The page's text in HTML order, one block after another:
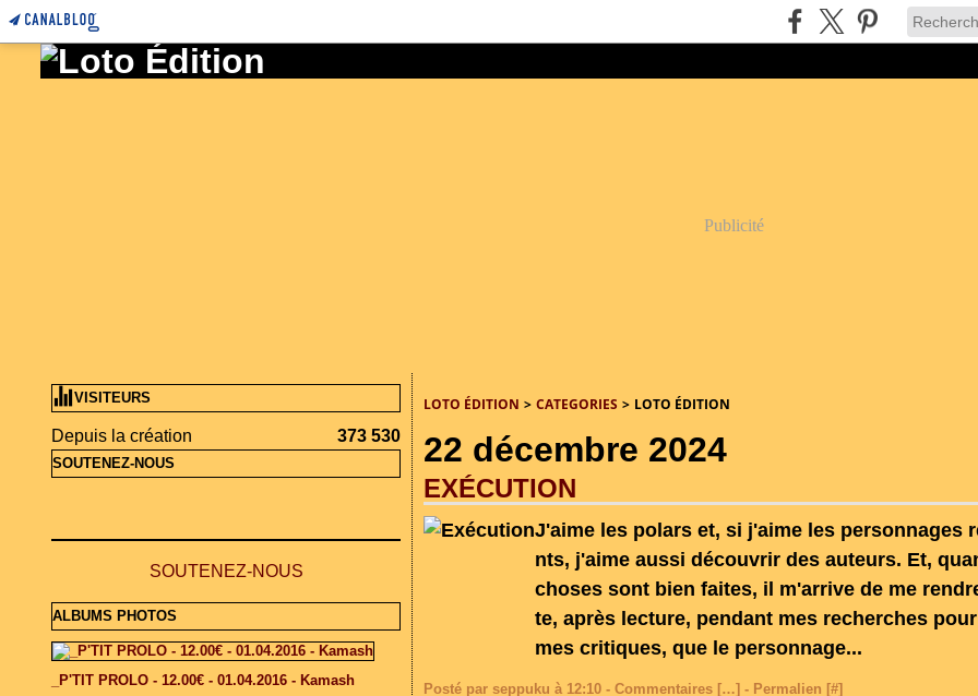
Publicité
VISITEURS
Depuis la création 373 530
SOUTENEZ-NOUS
SOUTENEZ-NOUS
ALBUMS PHOTOS
_P'TIT PROLO - 12.00€ - 01.04.2016 - Kamash
LOTO ÉDITION > CATEGORIES > LOTO ÉDITION
22 décembre 2024
EXÉCUTION
J'aime les polars et, si j'aime les personnages
nts, j'aime aussi découvrir des auteurs. Et,
choses sont bien faites, il m'arrive de me
te, après lecture, pendant mes recherches
mes critiques, que le personnage...
Posté par seppuku à 12:10 - Commentaires […] - Permalien [#]